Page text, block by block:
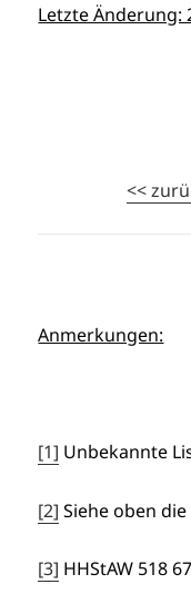
Letzte Änderung:
<<
Anmerkungen:
[1] Unbekannte
[2] Siehe oben
[3] HHStAW 518